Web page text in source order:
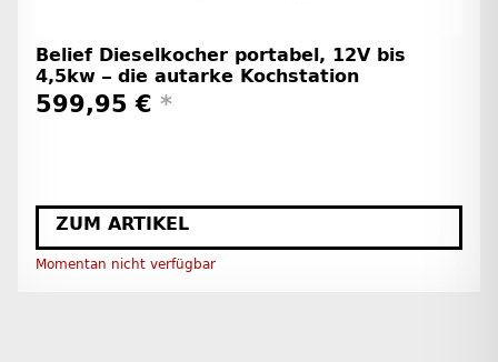
Belief Dieselkocher portabel, 12V bis
4,5kw – die autarke Kochstation
599,95 € *
ZUM ARTIKEL
Momentan nicht verfügbar